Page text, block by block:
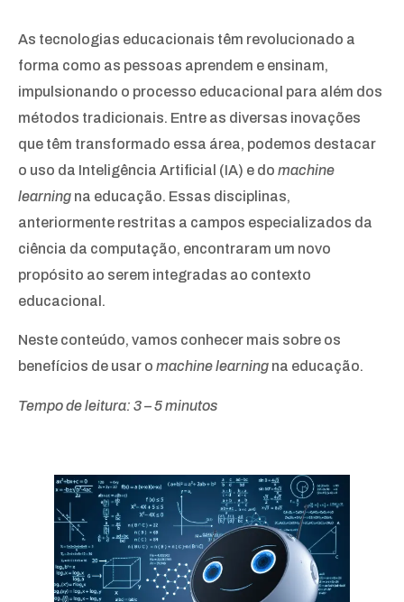
As tecnologias educacionais têm revolucionado a
forma como as pessoas aprendem e ensinam,
impulsionando o processo educacional para além dos
métodos tradicionais. Entre as diversas inovações
que têm transformado essa área, podemos destacar
o uso da Inteligência Artificial (IA) e do machine
learning na educação. Essas disciplinas,
anteriormente restritas a campos especializados da
ciência da computação, encontraram um novo
propósito ao serem integradas ao contexto
educacional.
Neste conteúdo, vamos conhecer mais sobre os
benefícios de usar o machine learning na educação.
Tempo de leitura: 3 – 5 minutos